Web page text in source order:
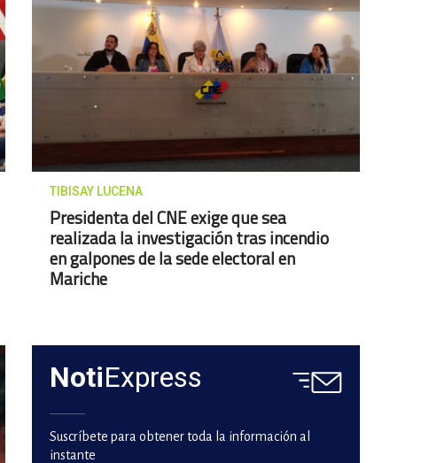
TIBISAY LUCENA
Presidenta del CNE exige que sea
realizada la investigación tras incendio
en galpones de la sede electoral en
Mariche
NotiExpress
Suscríbete para obtener toda la información al
instante